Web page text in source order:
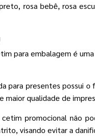
rosa bebê, rosa
para embalagem é
para presentes possui
maior qualidade de
promocional não
visando evitar a